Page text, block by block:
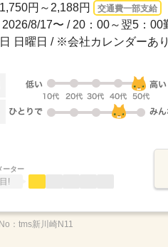
円～2,188円 交通費一部支給
日曜日 / ※会社カレンダーあり
ーター
!
： tms新川崎N11